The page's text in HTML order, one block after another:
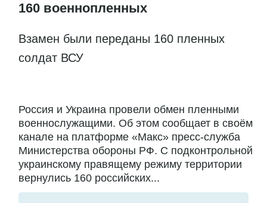
160 военнопленных
Взамен были переданы 160 пленных
солдат ВСУ
Россия и Украина провели обмен пленными
военнослужащими. Об этом сообщает в своём
канале на платформе «Макс» пресс-служба
Министерства обороны РФ. С подконтрольной
украинскому правящему режиму территории
вернулись 160 российских...